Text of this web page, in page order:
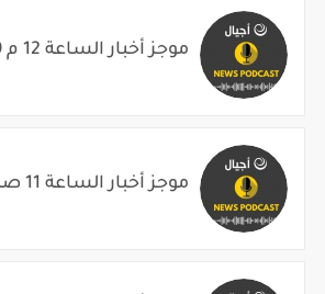
موجز أخبار الساعة 12 م 2026/08/09
موجز أخبار الساعة 11 صباحاً 2026/08/09